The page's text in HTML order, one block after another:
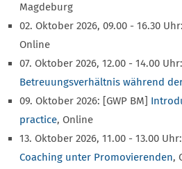
Magdeburg
02. Oktober 2026, 09.00 - 16.30 Uhr:
Online
07. Oktober 2026, 12.00 - 14.00
Betreuungsverhältnis während
09. Oktober 2026: [GWP BM]
practice, Online
13. Oktober 2026, 11.00 - 13.00 Uhr:
Coaching unter Promovierenden,